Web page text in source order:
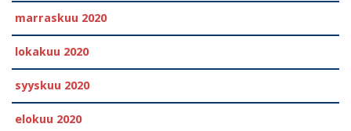
marraskuu 2020
lokakuu 2020
syyskuu 2020
elokuu 2020